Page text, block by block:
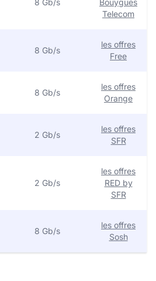
8 Gb/s
Bouygues
Telecom
8 Gb/s
les offres
Free
8 Gb/s
les offres
Orange
2 Gb/s
les offres
SFR
2 Gb/s
les offres
RED by
SFR
8 Gb/s
les offres
Sosh